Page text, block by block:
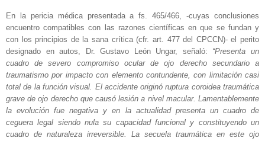
En la pericia médica presentada a fs. 465/466, -cuyas conclusiones
encuentro compatibles con las razones científicas en que se fundan y
con los principios de la sana crítica (cfr. art. 477 del CPCCN)- el perito
designado en autos, Dr. Gustavo León Ungar, señaló: “Presenta un
cuadro de severo compromiso ocular de ojo derecho secundario a
traumatismo por impacto con elemento contundente, con limitación casi
total de la función visual. El accidente originó ruptura coroidea traumática
grave de ojo derecho que causó lesión a nivel macular. Lamentablemente
la evolución fue negativa y en la actualidad presenta un cuadro de
ceguera legal siendo nula su capacidad funcional y constituyendo un
cuadro de naturaleza irreversible. La secuela traumática en este ojo